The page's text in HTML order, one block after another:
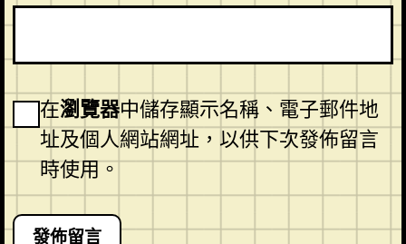
在瀏覽器中儲存顯示名稱、電子郵件地
址及個人網站網址，以供下次發佈留言
時使用。